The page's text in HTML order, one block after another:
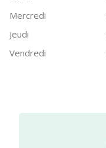
Mercredi
Jeudi
Vendredi